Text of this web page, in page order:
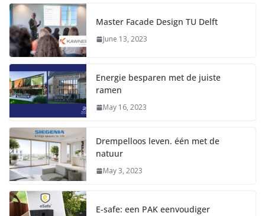
Master Facade Design TU Delft
June 13, 2023
Energie besparen met de juiste
ramen
May 16, 2023
Drempelloos leven. één met de
natuur
May 3, 2023
E-safe: een PAK eenvoudiger